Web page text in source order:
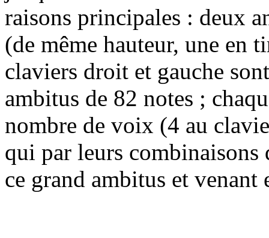
raisons principales : deux
(de même hauteur, une en
claviers droit et gauche
ambitus de 82 notes ;
nombre de voix (4 au
qui par leurs combinaisons
ce grand ambitus et